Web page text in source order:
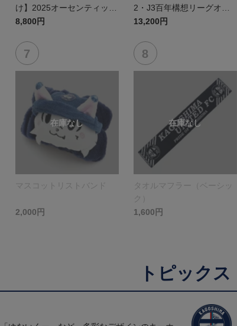
け】2025オーセンティック
ユニフォーム FP1st
8,800円
2・J3百年構想リーグオー
センティックユニフォーム
13,200円
マスコットリストバンド
2,000円
タオルマフラー（ベーシッ
ク）
1,600円
トピックス